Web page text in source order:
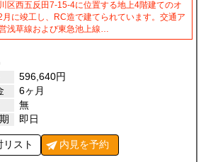
区西五反田7-15-4に位置する地上4階建てのオ
に竣工し、RC造で建てられています。交通ア
浅草線および東急池上線…
596,640円
6ヶ月
無
即日
リスト 内見を予約